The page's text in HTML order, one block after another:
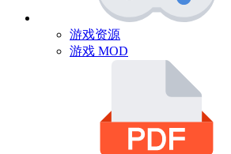
游戏资源
游戏 MOD